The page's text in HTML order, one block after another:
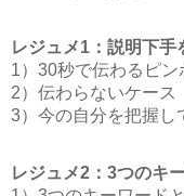
レジュメ1：説明下手
1）30秒で伝わるピン
2）伝わらないケース
3）今の自分を把握し
レジュメ2：3つのキ